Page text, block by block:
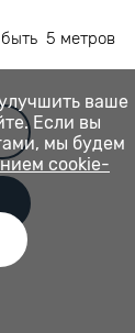
5 метров
ваше
Если вы
мы будем
cookie-